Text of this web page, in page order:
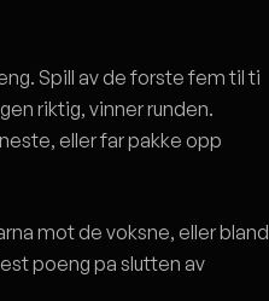
Spill av de forste fem til ti
riktig, vinner runden.
eller far pakke opp
mot de voksne, eller bland
poeng pa slutten av